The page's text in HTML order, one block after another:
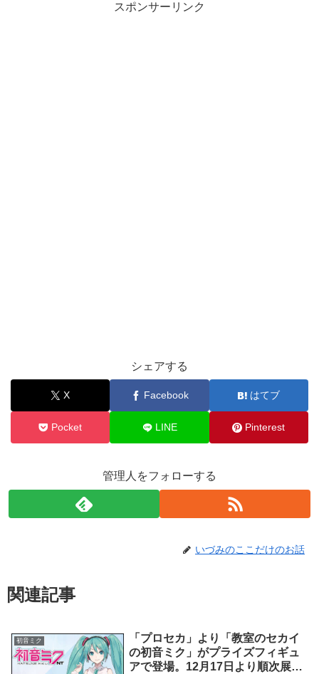
スポンサーリンク
シェアする
X Facebook はてブ
Pocket LINE Pinterest
管理人をフォローする
いづみのここだけのお話
関連記事
初音ミク
「プロセカ」より「教室のセカイ
の初音ミク」がプライズフィギュ
アで登場。12月17日より順次展開